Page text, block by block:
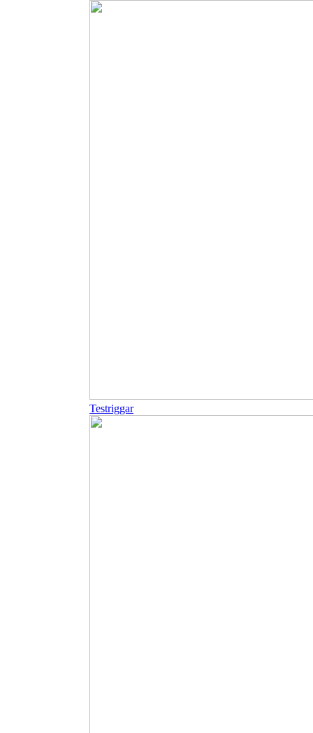
Testriggar